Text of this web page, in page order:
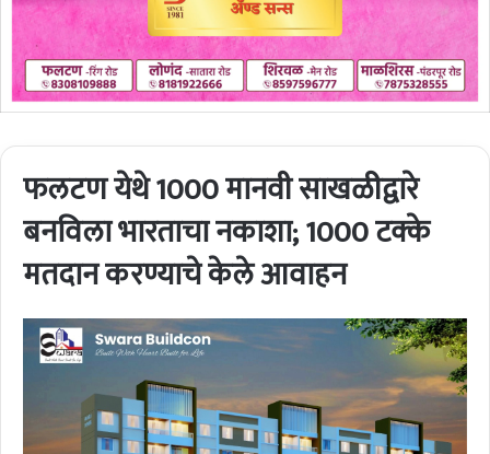
फलटण येथे 1000 मानवी साखळीद्वारे
बनविला भारताचा नकाशा; 1000 टक्के
मतदान करण्याचे केले आवाहन